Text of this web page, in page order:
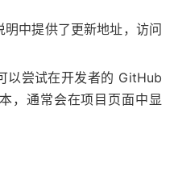
中提供了更新地址，访问
以尝试在开发者的 GitHub
，通常会在项目页面中显